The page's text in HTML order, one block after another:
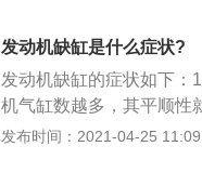
段，缺缸车辆的发动机负
发动机缺缸是什么症状?
发动机缺缸的症状如下：
机气缸数越多，其平顺性
忽下，或者发动机异常抖
发布时间：2021-04-25